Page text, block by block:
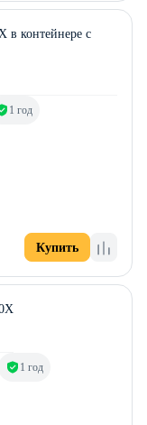
в контейнере с
1 год
Купить
1 год